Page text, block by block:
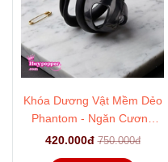
Khóa Dương Vật Mềm Dẻo
Phantom - Ngăn Cương
Cứng Cho Size Dưới 15cm
420.000đ 750.000đ